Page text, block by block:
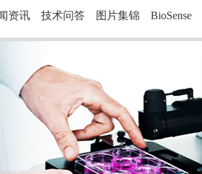
资讯 技术问答 图片集锦 BioSense